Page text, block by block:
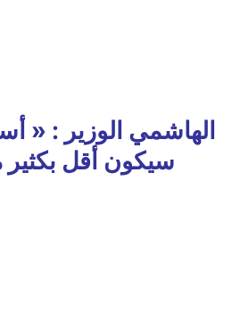
الهاشمي الوزير : «
سيكون أقل